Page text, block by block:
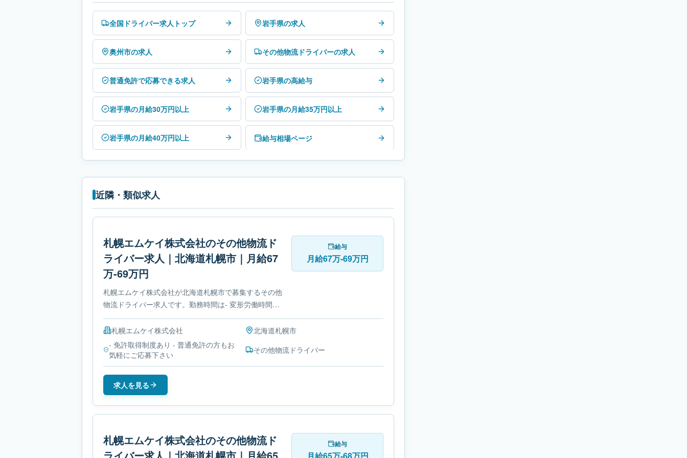
全国ドライバー求人トップ 岩手県の求人
奥州市の求人 その他物流ドライバーの求人
普通免許で応募できる求人 岩手県の高給与
岩手県の月給30万円以上 岩手県の月給35万円以上
岩手県の月給40万円以上 給与相場ページ
近隣・類似求人
札幌エムケイ株式会社のその他物流ド
ライバー求人｜北海道札幌市｜月給67
万-69万円
札幌エムケイ株式会社が北海道札幌市で募集するその他
物流ドライバー求人です。勤務時間は- 変形労働時間制
です。必要免許は- 免許取得制度ありです。
給与
月給67万-69万円
札幌エムケイ株式会社 北海道札幌市
- 免許取得制度あり - 普通免許の方もお
気軽にご応募下さい
その他物流ドライバー
求人を見る
札幌エムケイ株式会社のその他物流ド
給与